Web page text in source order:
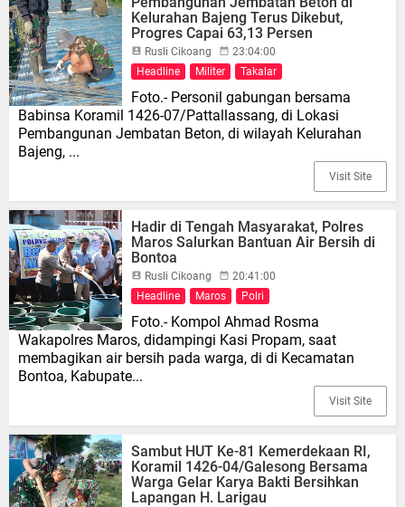
Kelurahan Bajeng Terus Dikebut,
Progres Capai 63,13 Persen
Rusli Cikoang
23:04:00
Headline
Militer Takalar
Foto.- Personil gabungan bersama
Babinsa Koramil 1426-07/Pattallassang, di Lokasi
Pembangunan Jembatan Beton, di wilayah Kelurahan
Bajeng, ...
Visit Site
Hadir di Tengah Masyarakat, Polres
Maros Salurkan Bantuan Air Bersih di
Bontoa
Rusli Cikoang
20:41:00
Headline
Maros Polri
Foto.- Kompol Ahmad Rosma
Wakapolres Maros, didampingi Kasi Propam, saat
membagikan air bersih pada warga, di di Kecamatan
Bontoa, Kabupate...
Visit Site
Sambut HUT Ke-81 Kemerdekaan RI,
Koramil 1426-04/Galesong Bersama
Warga Gelar Karya Bakti Bersihkan
Lapangan H. Larigau